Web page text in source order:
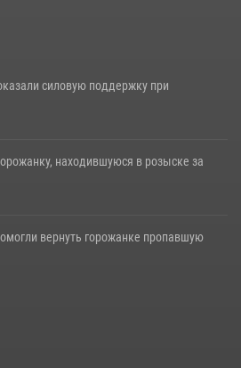
силовую поддержку при
находившуюся в розыске за
вернуть горожанке пропавшую